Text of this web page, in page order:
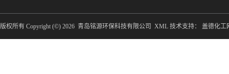
版权所有 Copyright (©) 2026 青岛铭源环保科技有限公司 XML 技术支持： 盖德化工